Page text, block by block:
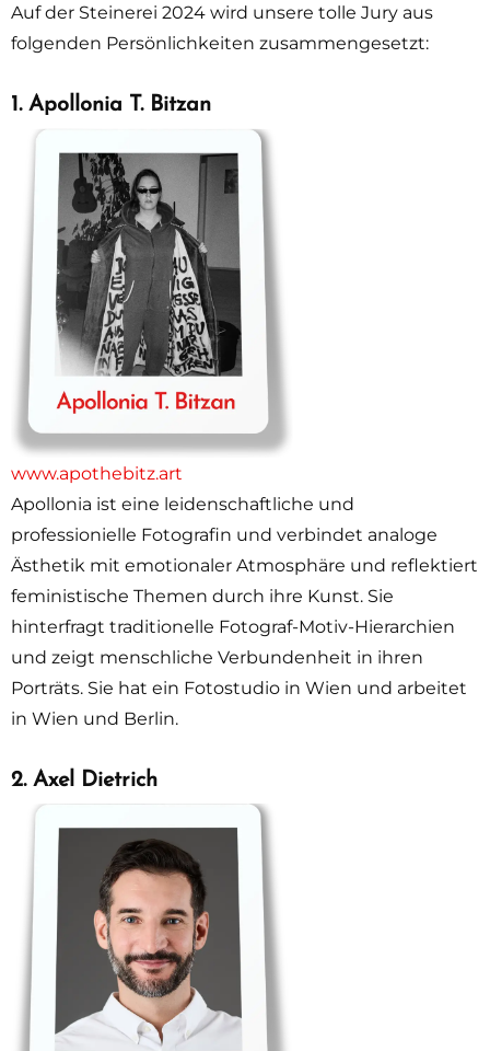
Auf der Steinerei 2024 wird unsere tolle Jury aus
folgenden Persönlichkeiten zusammengesetzt:
1. Apollonia T. Bitzan
www.apothebitz.art
Apollonia ist eine leidenschaftliche und
professionielle Fotografin und verbindet analoge
Ästhetik mit emotionaler Atmosphäre und reflektiert
feministische Themen durch ihre Kunst. Sie
hinterfragt traditionelle Fotograf-Motiv-Hierarchien
und zeigt menschliche Verbundenheit in ihren
Porträts. Sie hat ein Fotostudio in Wien und arbeitet
in Wien und Berlin.
2. Axel Dietrich